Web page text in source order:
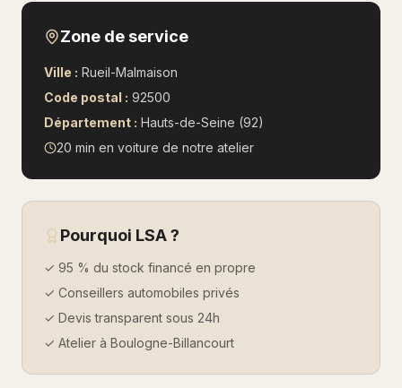
Zone de service
Ville : Rueil-Malmaison
Code postal : 92500
Département : Hauts-de-Seine (92)
20 min en voiture de notre atelier
Pourquoi LSA ?
✓ 95 % du stock financé en propre
✓ Conseillers automobiles privés
✓ Devis transparent sous 24h
✓ Atelier à Boulogne-Billancourt